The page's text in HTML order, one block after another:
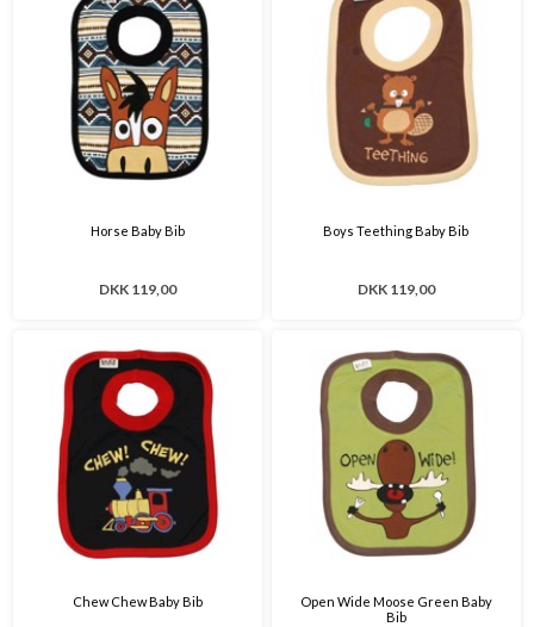
Horse Baby Bib
DKK 119,00
Boys Teething Baby Bib
DKK 119,00
Chew Chew Baby Bib
Open Wide Moose Green Baby
Bib